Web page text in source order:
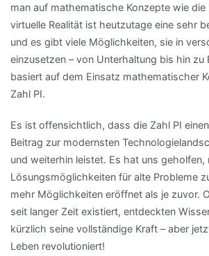
man auf mathematische Konzepte wie die
virtuelle Realität ist heutzutage eine sehr
und es gibt viele Möglichkeiten, sie in
einzusetzen – von Unterhaltung bis hin zu
basiert auf dem Einsatz mathematischer
Zahl PI.
Es ist offensichtlich, dass die Zahl PI
Beitrag zur modernsten
und weiterhin leistet. Es hat uns geholfen,
Lösungsmöglichkeiten für alte Probleme
mehr Möglichkeiten eröffnet als je zuvor.
seit langer Zeit existiert, entdeckten
kürzlich seine vollständige Kraft – aber
Leben revolutioniert!